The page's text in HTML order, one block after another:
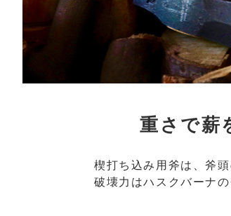
重さで薪
楔打ち込み用斧は、斧
破壊力はハスクバーナの